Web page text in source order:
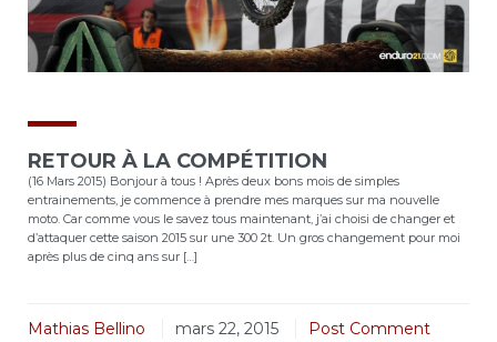
RETOUR À LA COMPÉTITION
(16 Mars 2015) Bonjour à tous ! Après deux bons mois de simples
entrainements, je commence à prendre mes marques sur ma nouvelle
moto. Car comme vous le savez tous maintenant, j’ai choisi de changer et
d’attaquer cette saison 2015 sur une 300 2t. Un gros changement pour moi
après plus de cinq ans sur […]
Mathias Bellino mars 22, 2015
Post Comment